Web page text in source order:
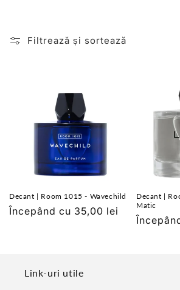
e
Filtrează și sortează
Decant | Room 1015 - Wavechild
Preț
Începând cu 35,00 lei
Decant |
Matic
Preț
Link-uri utile